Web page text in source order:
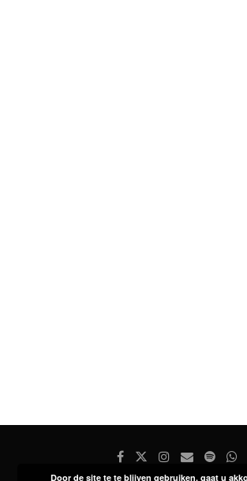
Door de site te te blijven gebruiken, gaat u